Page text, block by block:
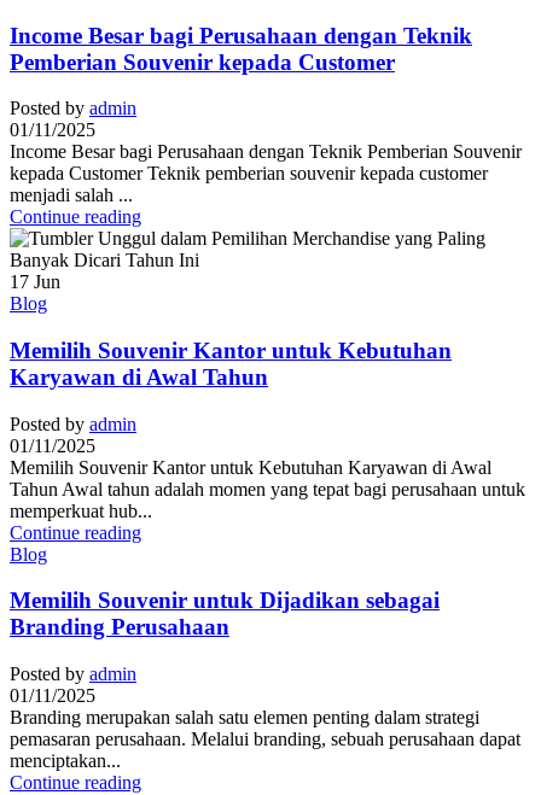
Income Besar bagi Perusahaan dengan Teknik
Pemberian Souvenir kepada Customer
Posted by admin
01/11/2025
Income Besar bagi Perusahaan dengan Teknik Pemberian Souvenir
kepada Customer Teknik pemberian souvenir kepada customer
menjadi salah ...
Continue reading
17 Jun
Blog
Memilih Souvenir Kantor untuk Kebutuhan
Karyawan di Awal Tahun
Posted by admin
01/11/2025
Memilih Souvenir Kantor untuk Kebutuhan Karyawan di Awal
Tahun Awal tahun adalah momen yang tepat bagi perusahaan untuk
memperkuat hub...
Continue reading
Blog
Memilih Souvenir untuk Dijadikan sebagai
Branding Perusahaan
Posted by admin
01/11/2025
Branding merupakan salah satu elemen penting dalam strategi
pemasaran perusahaan. Melalui branding, sebuah perusahaan dapat
menciptakan...
Continue reading